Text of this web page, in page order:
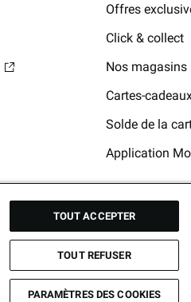
Offres
Click & collect
Nos magasins
Cartes-
Solde de la
Application
TOUT ACCEPTER
TOUT REFUSER
PARAMÈTRES DES COOKIES